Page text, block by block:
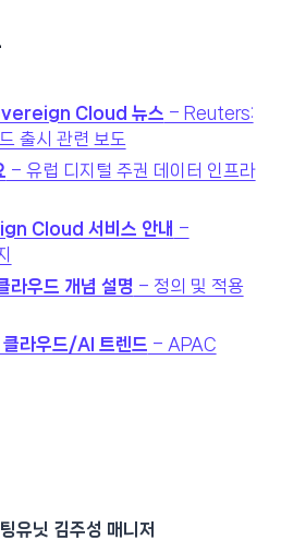
Cloud 뉴스 – Reuters:
출시 관련 보도
– 유럽 디지털 주권 데이터 인프라
Cloud 서비스 안내 –
우드 개념 설명 – 정의 및 적용
라우드/AI 트렌드 – APAC
유닛 김주성 매니저